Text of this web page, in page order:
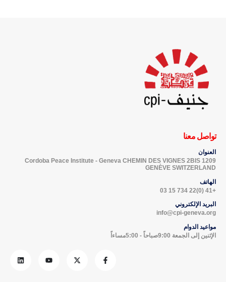
تواصل معنا
Cordoba Peace Institute - Geneva CHEMIN DES VIGNES 2BIS 1209
GENÈVE SWITZERLAND
الهاتف
+41 (0)22 734 15 03
البريد الإلكتروني
info@cpi-geneva.org